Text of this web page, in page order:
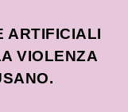
ARTIFICIALI
VIOLENZA